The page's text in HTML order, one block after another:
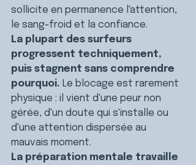
sollicite en permanence l'attention,
le sang-froid et la confiance.
La plupart des surfeurs
progressent techniquement,
puis stagnent sans comprendre
pourquoi. Le blocage est rarement
physique : il vient d'une peur non
gérée, d'un doute qui s'installe ou
d'une attention dispersée au
mauvais moment.
La préparation mentale travaille